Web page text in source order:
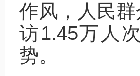
作风，人民
访1.45万人
势。